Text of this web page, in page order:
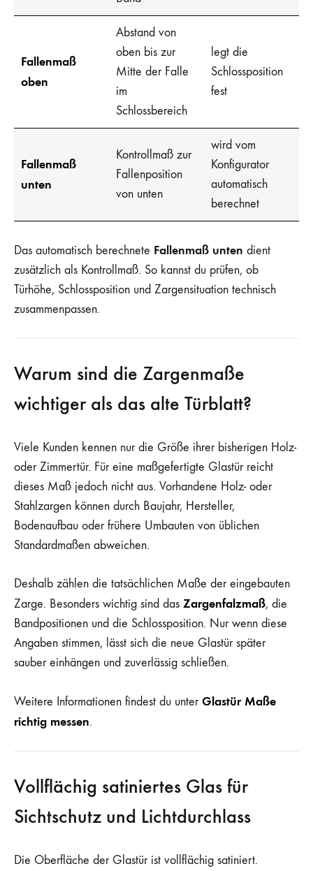
Fallenmaß
oben
Abstand von
oben bis zur
Mitte der Falle
im
Schlossbereich
legt die
Schlossposition
fest
Fallenmaß
unten
Kontrollmaß zur
Fallenposition
von unten
wird vom
Konfigurator
automatisch
berechnet
Das automatisch berechnete Fallenmaß unten dient
zusätzlich als Kontrollmaß. So kannst du prüfen, ob
Türhöhe, Schlossposition und Zargensituation technisch
zusammenpassen.
Warum sind die Zargenmaße
wichtiger als das alte Türblatt?
Viele Kunden kennen nur die Größe ihrer bisherigen Holz-
oder Zimmertür. Für eine maßgefertigte Glastür reicht
dieses Maß jedoch nicht aus. Vorhandene Holz- oder
Stahlzargen können durch Baujahr, Hersteller,
Bodenaufbau oder frühere Umbauten von üblichen
Standardmaßen abweichen.
Deshalb zählen die tatsächlichen Maße der eingebauten
Zarge. Besonders wichtig sind das Zargenfalzmaß, die
Bandpositionen und die Schlossposition. Nur wenn diese
Angaben stimmen, lässt sich die neue Glastür später
sauber einhängen und zuverlässig schließen.
Weitere Informationen findest du unterGlastür Maße
richtig messen.
Vollflächig satiniertes Glas für
Sichtschutz und Lichtdurchlass
Die Oberfläche der Glastür ist vollflächig satiniert.